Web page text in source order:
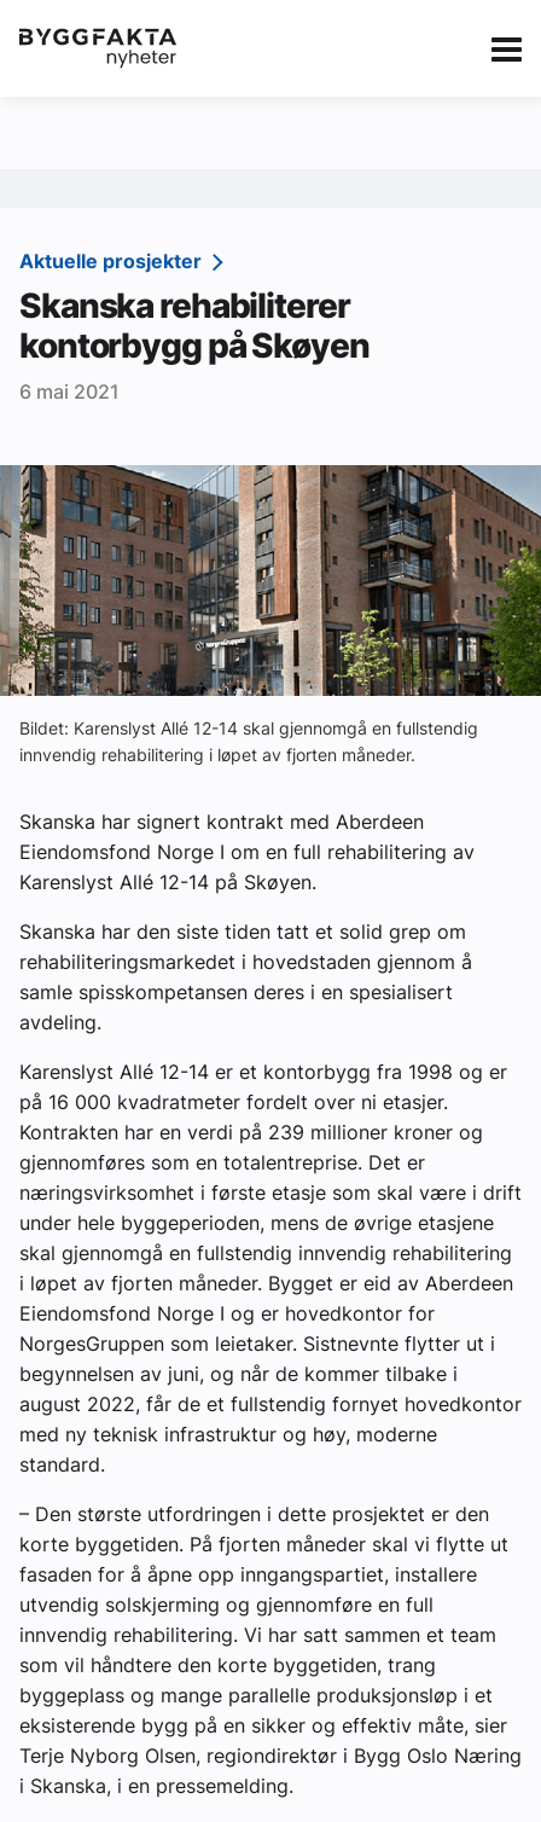
Kategorier Jobbmarkedet Annonsere i
Redaksjonen
Om Byggfakta
Annonsere
Tips oss
Ledige stillinger
eBlad
Aktivitetskalender
Nyheter
Aktuelle prosjekter
Aktuelle prosjekter
Skanska rehabiliterer
kontorbygg på Skøyen
6 mai 2021
Bildet: Karenslyst Allé 12-14 skal gjennomgå en fullstendig
innvendig rehabilitering i løpet av fjorten måneder.
Skanska har signert kontrakt med Aberdeen
Eiendomsfond Norge I om en full rehabilitering av
Karenslyst Allé 12-14 på Skøyen.
Skanska har den siste tiden tatt et solid grep om
rehabiliteringsmarkedet i hovedstaden gjennom å
samle spisskompetansen deres i en spesialisert
avdeling.
Karenslyst Allé 12-14 er et kontorbygg fra 1998 og er
på 16 000 kvadratmeter fordelt over ni etasjer.
Kontrakten har en verdi på 239 millioner kroner og
gjennomføres som en totalentreprise. Det er
næringsvirksomhet i første etasje som skal være i drift
under hele byggeperioden, mens de øvrige etasjene
skal gjennomgå en fullstendig innvendig rehabilitering
i løpet av fjorten måneder. Bygget er eid av Aberdeen
Eiendomsfond Norge I og er hovedkontor for
NorgesGruppen som leietaker. Sistnevnte flytter ut i
begynnelsen av juni, og når de kommer tilbake i
august 2022, får de et fullstendig fornyet hovedkontor
med ny teknisk infrastruktur og høy, moderne
standard.
– Den største utfordringen i dette prosjektet er den
korte byggetiden. På fjorten måneder skal vi flytte ut
fasaden for å åpne opp inngangspartiet, installere
utvendig solskjerming og gjennomføre en full
innvendig rehabilitering. Vi har satt sammen et team
som vil håndtere den korte byggetiden, trang
byggeplass og mange parallelle produksjonsløp i et
eksisterende bygg på en sikker og effektiv måte, sier
Terje Nyborg Olsen, regiondirektør i Bygg Oslo Næring
i Skanska, i en pressemelding.